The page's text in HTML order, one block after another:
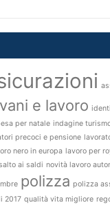
e lavoro
per natale indagine
precoci e pensione
nero in europa lavoro per
ai saldi novità lavoro
polizza polizza
2017 qualità vita migliore